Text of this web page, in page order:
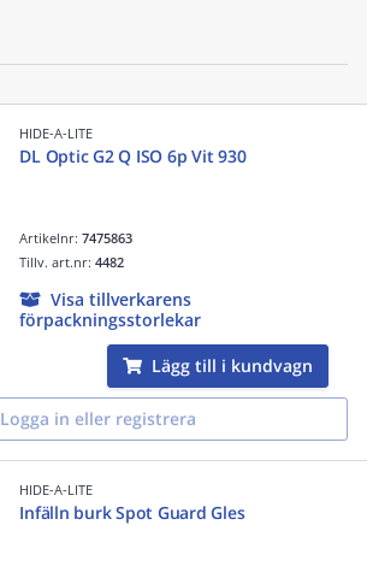
HIDE-A-LITE
DL Optic G2 Q ISO 6p Vit 930
Artikelnr:7475863
Tillv. art.nr:4482
Visa tillverkarens
förpackningsstorlekar
Lägg till i kundvagn
Logga in eller registrera
HIDE-A-LITE
Infälln burk Spot Guard Gles